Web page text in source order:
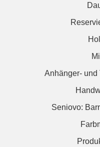
Anhänger- und
Seniovo: